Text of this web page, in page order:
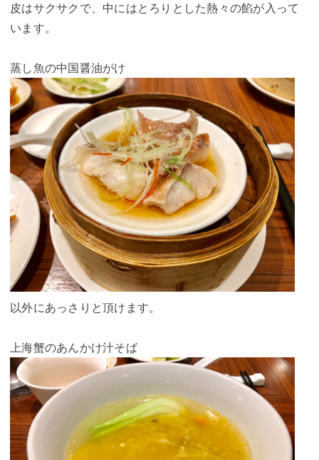
皮はサクサクで、中にはとろりとした熱々の餡が入って
います。
蒸し魚の中国醤油がけ
以外にあっさりと頂けます。
上海蟹のあんかけ汁そば